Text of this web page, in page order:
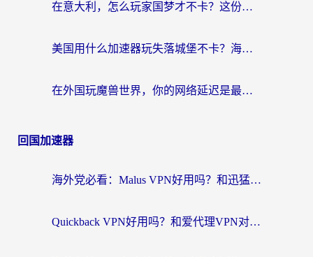
在意大利，怎么玩家国梦才不卡？这份终极加速指南请收好
美国用什么加速器玩失落城堡不卡？海外党亲测有效的国服游戏加速指南
在外国玩魔兽世界，你的网络延迟是最大的敌人
回国加速器
海外党必看：Malus VPN好用吗？和迅猛兔VPN对比哪个回国效果更好？附真实体验与避坑指南
Quickback VPN好用吗？和爱代理VPN对比哪个回国效果更好？